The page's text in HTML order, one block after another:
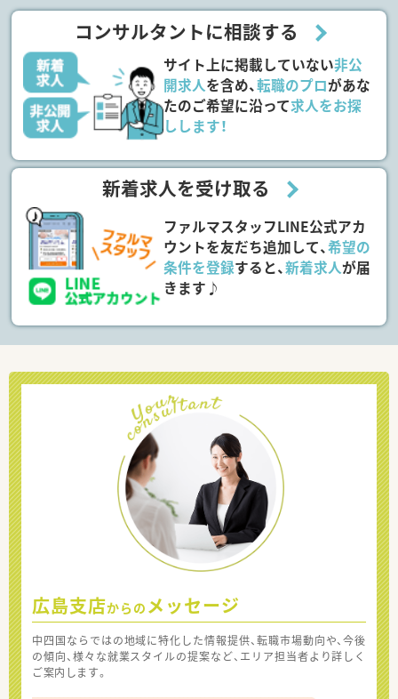
コンサルタントに相談する
サイト上に掲載していない非公
開求人を含め、転職のプロがあな
たのご希望に沿って求人をお探
しします！
新着求人を受け取る
ファルマスタッフLINE公式アカ
ウントを友だち追加して、希望の
条件を登録すると、新着求人が届
きます♪
広島支店からの メッセージ
中四国ならではの地域に特化した情報提供、転職市場動向や、今後
の傾向、様々な就業スタイルの提案など、エリア担当者より詳しく
ご案内します。